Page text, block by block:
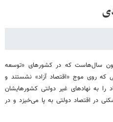
سال‌هاست که در کشور‌های «توسعه
که روی موج «اقتصاد آزاد» نشستند و
را به نهادهای غیر دولتی کشور‌هایشان
در اقتصاد دولتی به پا می‌خیزد و در